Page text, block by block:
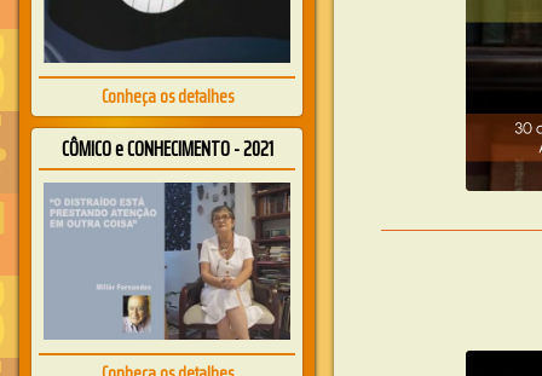
Conheça os detalhes
CÔMICO e CONHECIMENTO - 2021